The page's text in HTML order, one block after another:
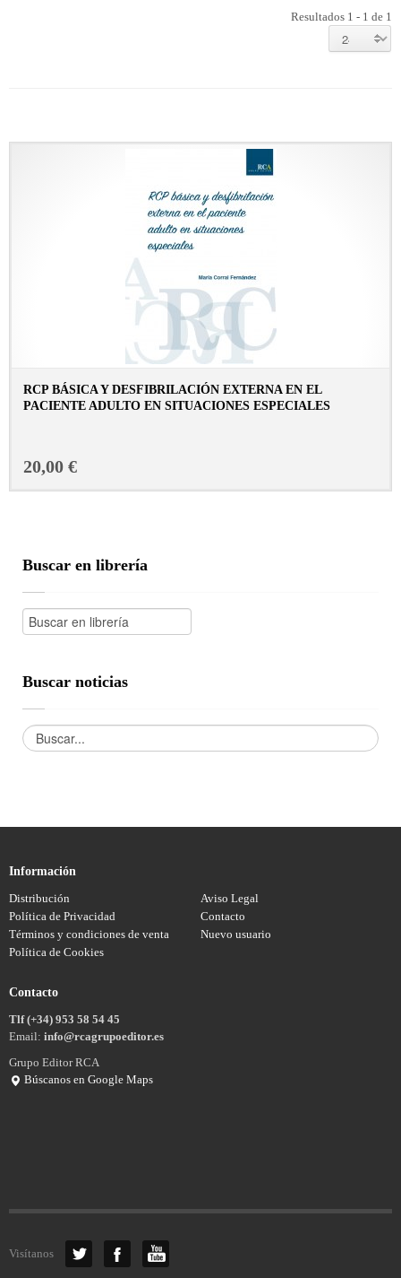
Resultados 1 - 1 de 1
RCP BÁSICA Y DESFIBRILACIÓN EXTERNA EN EL
PACIENTE ADULTO EN SITUACIONES ESPECIALES
20,00 €
Buscar en librería
Buscar noticias
Información
Distribución
Aviso Legal
Política de Privacidad
Contacto
Términos y condiciones de venta
Nuevo usuario
Política de Cookies
Contacto
Tlf (+34) 953 58 54 45
Email: info@rcagrupoeditor.es
Grupo Editor RCA
Búscanos en Google Maps
Visítanos